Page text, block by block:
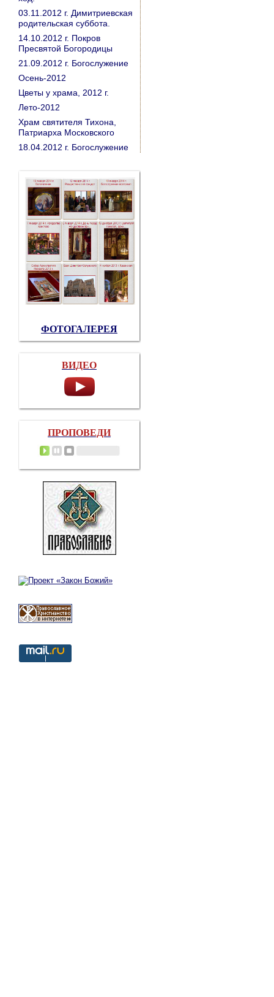
03.11.2012 г. Димитриевская
родительская суббота.
14.10.2012 г. Покров
Пресвятой Богородицы
21.09.2012 г. Богослужение
Осень-2012
Цветы у храма, 2012 г.
Лето-2012
Храм святителя Тихона,
Патриарха Московского
18.04.2012 г. Богослужение
ФОТОГАЛЕРЕЯ
ВИДЕО
ПРОПОВЕДИ